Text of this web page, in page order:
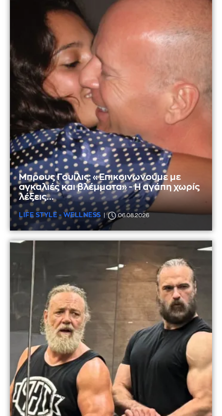
Μπρους Γουίλις: «Επικοινωνούμε με
αγκαλιές και βλέμματα» - Η αγάπη χωρίς
λέξεις...
LIFE STYLE - WELLNESS 06.08.2026